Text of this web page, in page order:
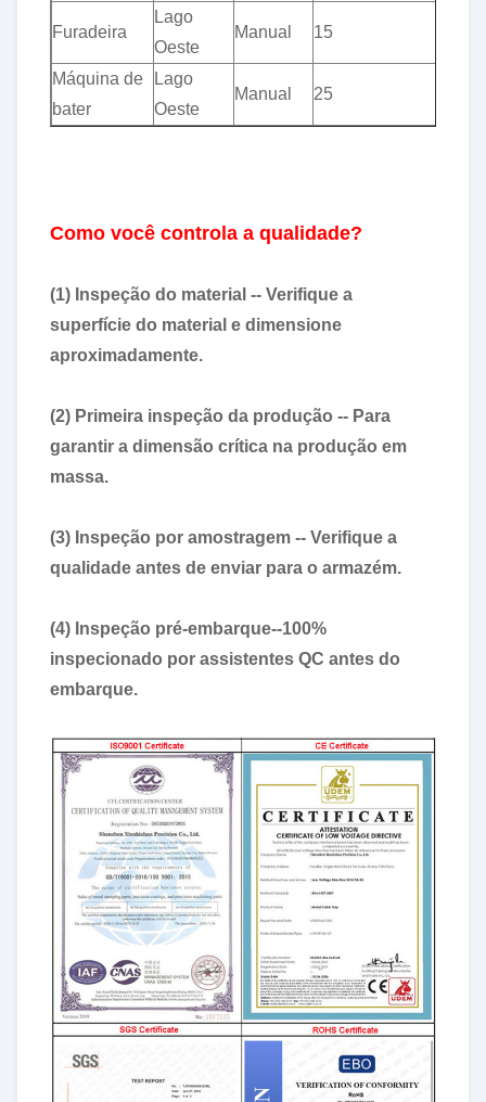
Furadeira
Lago
Oeste
Manual 15
Máquina de
bater
Lago
Oeste
Manual 25
Como você controla a qualidade?
(1) Inspeção do material -- Verifique a
superfície do material e dimensione
aproximadamente.
(2) Primeira inspeção da produção -- Para
garantir a dimensão crítica na produção em
massa.
(3) Inspeção por amostragem -- Verifique a
qualidade antes de enviar para o armazém.
(4) Inspeção pré-embarque--100%
inspecionado por assistentes QC antes do
embarque.